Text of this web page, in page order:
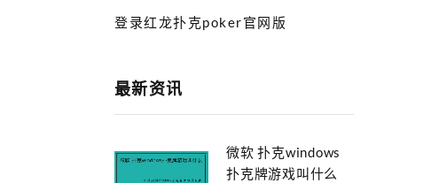
登录红龙扑克poker官网版
最新资讯
微软 扑克windows
扑克牌游戏叫什么